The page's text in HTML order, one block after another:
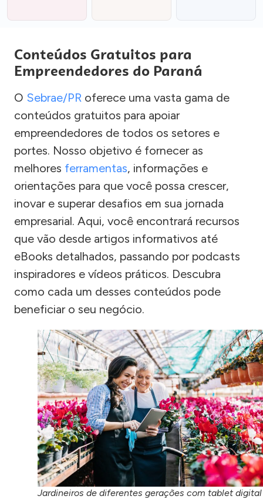
Conteúdos Gratuitos para
Empreendedores do Paraná
O Sebrae/PR oferece uma vasta gama de
conteúdos gratuitos para apoiar
empreendedores de todos os setores e
portes. Nosso objetivo é fornecer as
melhores ferramentas, informações e
orientações para que você possa crescer,
inovar e superar desafios em sua jornada
empresarial. Aqui, você encontrará recursos
que vão desde artigos informativos até
eBooks detalhados, passando por podcasts
inspiradores e vídeos práticos. Descubra
como cada um desses conteúdos pode
beneficiar o seu negócio.
Jardineiros de diferentes gerações com tablet digital